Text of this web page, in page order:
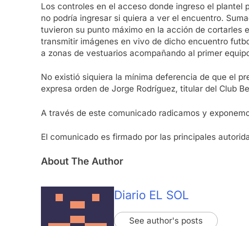
Los controles en el acceso donde ingreso el plantel
no podría ingresar si quiera a ver el encuentro.
tuvieron su punto máximo en la acción de
transmitir imágenes en vivo de dicho encuentro
a zonas de vestuarios acompañando al primer
No existió siquiera la mínima deferencia de que el
expresa orden de Jorge Rodríguez, titular del Club
A través de este comunicado radicamos y
El comunicado es firmado por las principales
About The Author
Diario EL SOL
See author's posts